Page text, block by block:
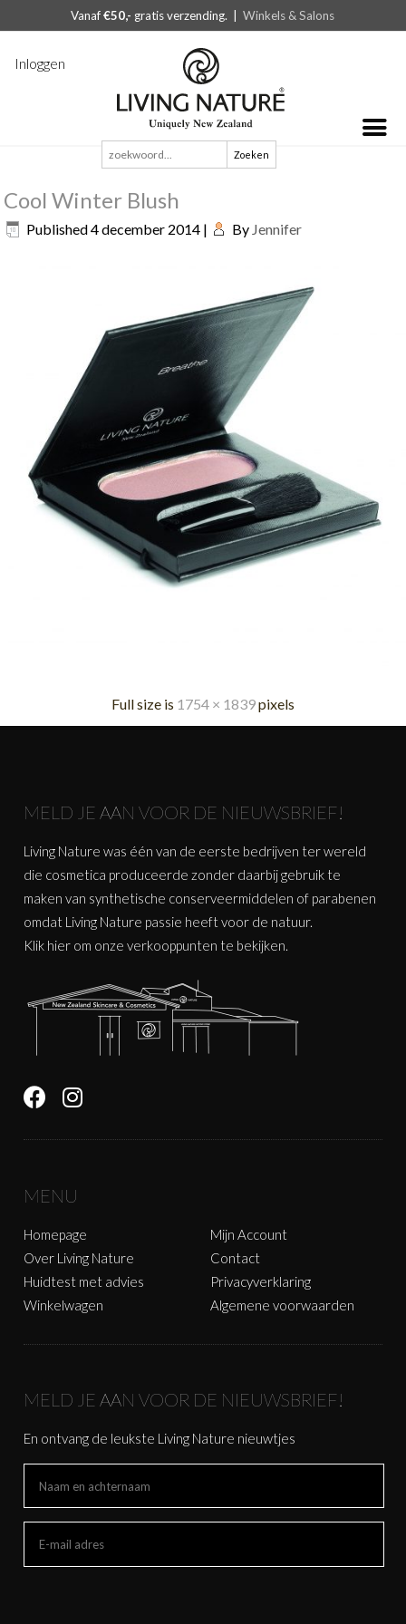
Vanaf€50,- gratis verzending. |Winkels & Salons
Inloggen
Zoeken
naar:
Cool Winter Blush
Published4 december 2014 | By Jennifer
Full size is 1754 × 1839pixels
MELD JE AAN VOOR DE NIEUWSBRIEF!
Living Nature was één van de eerste bedrijven ter wereld
die cosmetica produceerde zonder daarbij gebruik te
maken van synthetische conserveermiddelen of parabenen
omdat Living Nature passie heeft voor de natuur.
Klik hier om onze verkooppunten te bekijken.
MENU
Homepage
Over Living Nature
Huidtest met advies
Winkelwagen
Mijn Account
Contact
Privacyverklaring
Algemene voorwaarden
MELD JE AAN VOOR DE NIEUWSBRIEF!
En ontvang de leukste Living Nature nieuwtjes